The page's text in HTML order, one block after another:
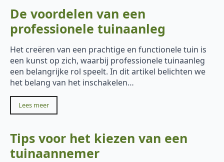
De voordelen van een
professionele tuinaanleg
Het creëren van een prachtige en functionele tuin is
een kunst op zich, waarbij professionele tuinaanleg
een belangrijke rol speelt. In dit artikel belichten we
het belang van het inschakelen…
Lees meer
Tips voor het kiezen van een
tuinaannemer